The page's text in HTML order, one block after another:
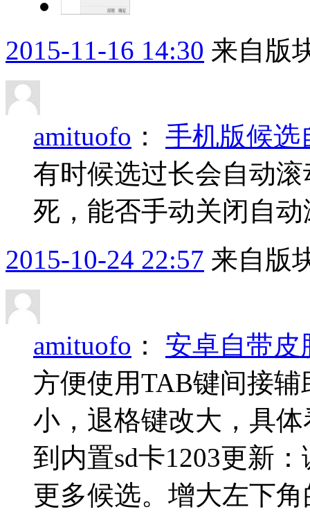
2015-11-16 14:30 来自版
amituofo ： 手机版候选
有时候选过长会自动
死，能否手动关闭自
2015-10-24 22:57 来自版
amituofo ： 安卓自带皮
方便使用TAB键间接
小，退格键改大，具
到内置sd卡1203更新
更多候选。增大左下